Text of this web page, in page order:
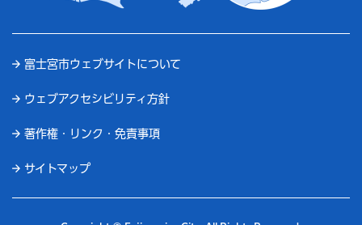
富士宮市ウェブサイトについて
ウェブアクセシビリティ方針
著作権・リンク・免責事項
サイトマップ